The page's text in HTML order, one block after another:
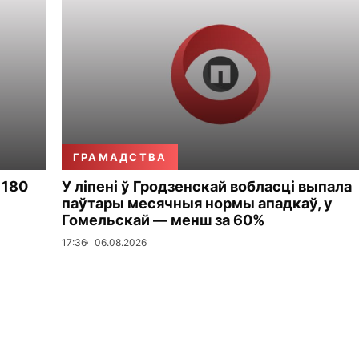
ГРАМАДСТВА
У ліпені ў Гродзенскай вобласці выпала
паўтары месячныя нормы ападкаў, у
Гомельскай — менш за 60%
17:36 06.08.2026